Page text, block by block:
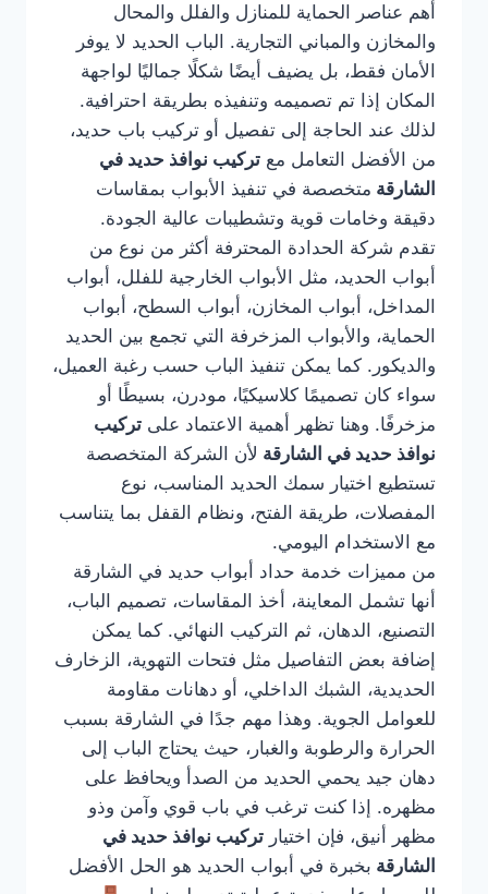
أهم عناصر الحماية للمنازل والفلل والمحال
والمخازن والمباني التجارية. الباب الحديد لا يوفر
الأمان فقط، بل يضيف أيضًا شكلًا جماليًا لواجهة
المكان إذا تم تصميمه وتنفيذه بطريقة احترافية.
لذلك عند الحاجة إلى تفصيل أو تركيب باب حديد،
من الأفضل التعامل مع تركيب نوافذ حديد في
الشارقة متخصصة في تنفيذ الأبواب بمقاسات
دقيقة وخامات قوية وتشطيبات عالية الجودة.
تقدم شركة الحدادة المحترفة أكثر من نوع من
أبواب الحديد، مثل الأبواب الخارجية للفلل، أبواب
المداخل، أبواب المخازن، أبواب السطح، أبواب
الحماية، والأبواب المزخرفة التي تجمع بين الحديد
والديكور. كما يمكن تنفيذ الباب حسب رغبة العميل،
سواء كان تصميمًا كلاسيكيًا، مودرن، بسيطًا أو
مزخرفًا. وهنا تظهر أهمية الاعتماد على تركيب
نوافذ حديد في الشارقة لأن الشركة المتخصصة
تستطيع اختيار سمك الحديد المناسب، نوع
المفصلات، طريقة الفتح، ونظام القفل بما يتناسب
مع الاستخدام اليومي.
من مميزات خدمة حداد أبواب حديد في الشارقة
أنها تشمل المعاينة، أخذ المقاسات، تصميم الباب،
التصنيع، الدهان، ثم التركيب النهائي. كما يمكن
إضافة بعض التفاصيل مثل فتحات التهوية، الزخارف
الحديدية، الشبك الداخلي، أو دهانات مقاومة
للعوامل الجوية. وهذا مهم جدًا في الشارقة بسبب
الحرارة والرطوبة والغبار، حيث يحتاج الباب إلى
دهان جيد يحمي الحديد من الصدأ ويحافظ على
مظهره. إذا كنت ترغب في باب قوي وآمن وذو
مظهر أنيق، فإن اختيار تركيب نوافذ حديد في
الشارقة بخبرة في أبواب الحديد هو الحل الأفضل